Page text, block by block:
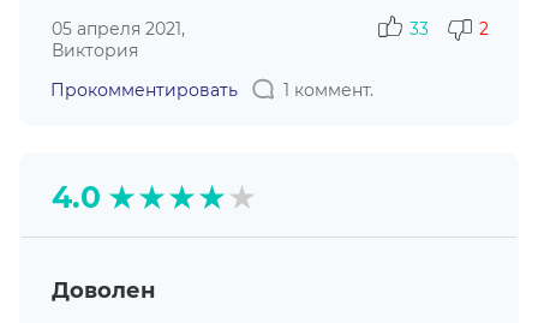
05 апреля 2021,
Виктория
Прокомментировать
1 коммент.
2
33
4.0 ★★★★★
Доволен